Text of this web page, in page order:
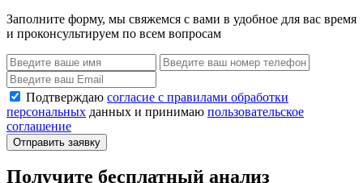
Заполните форму, мы свяжемся с вами в удобное для вас время
и проконсультируем по всем вопросам
Подтверждаю согласие с правилами обработки
персональных данных и принимаю пользовательское
соглашение
Отправить заявку
Получите бесплатный анализ